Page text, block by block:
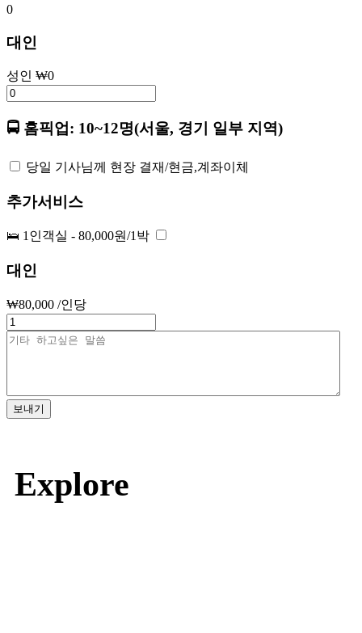
0
대인
성인 ₩0
🚍 홈픽업: 10~12명(서울, 경기 일부 지역)
당일 기사님께 현장 결재/현금,계좌이체
추가서비스
🛌 1인객실 - 80,000원/1박
대인
₩80,000 /인당
보내기
Explore